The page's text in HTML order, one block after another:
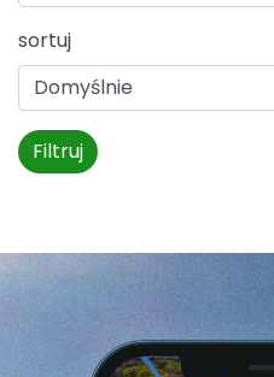
sortuj
Filtruj